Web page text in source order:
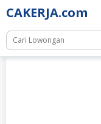
Skip
to
content
CAKERJA.com